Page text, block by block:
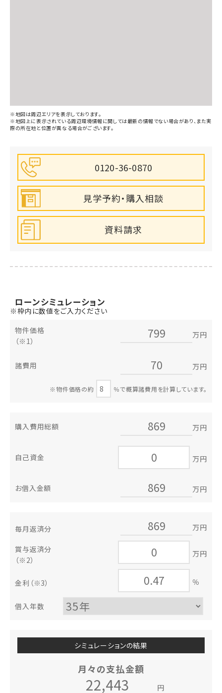
高萩花貫郵便局(1900m)
ホームセンターカンセキ高萩店(2100m)
※地図は周辺エリアを表示しております。
※地図上に表示されている周辺環境情報に関しては最新の情報でない場合があり、また実
際の所在地と位置が異なる場合がございます。
0120-36-0870
見学予約・購入相談
資料請求
ローンシミュレーション
※枠内に数値をご入力ください
物件価格
（※1）
万円
諸費用 万円
※物件価格の約 ％で概算諸費用を計算しています。
購入費用総額 万円
自己資金 万円
お借入金額 万円
毎月返済分 万円
賞与返済分
（※2）
万円
金利 （※3） ％
借入年数
シミュレーションの結果
月々の支払金額
円